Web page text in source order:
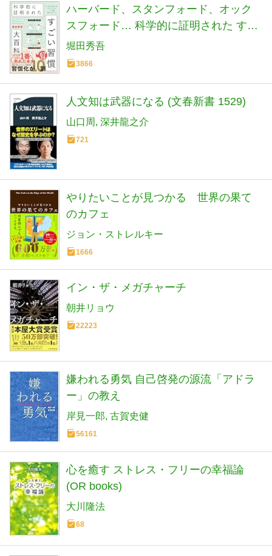
ハーバード、スタンフォード、オック
スフォード… 科学的に証明された すご
い習慣大百科 人生が変わるテクニック
112個集めました
堀田秀吾
3866
人文知は武器になる (文春新書 1529)
山口周 深井龍之介
721
やりたいことが見つかる 世界の果て
のカフェ
ジョン・ストレルキー
1666
イン・ザ・メガチャーチ
朝井リョウ
22223
嫌われる勇気 自己啓発の源流「アドラ
ー」の教え
岸見一郎 古賀史健
56161
心を癒す ストレス・フリーの幸福論
(OR books)
大川隆法
68